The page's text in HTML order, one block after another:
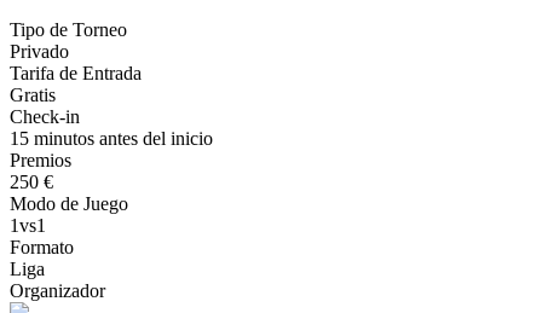
Tipo de Torneo
Privado
Tarifa de Entrada
Gratis
Check-in
15 minutos antes del inicio
Premios
250 €
Modo de Juego
1vs1
Formato
Liga
Organizador